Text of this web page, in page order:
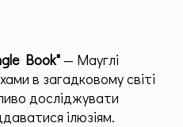
Book" — Мауглі
в загадковому світі
досліджувати
ілюзіям.